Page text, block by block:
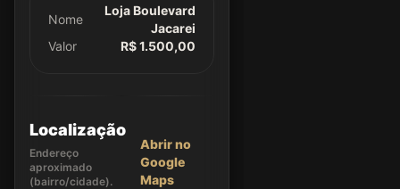
Nome
Loja Boulevard
Jacarei
Valor
R$ 1.500,00
Localização
Endereço
aproximado
(bairro/cidade).
Abrir no
Google
Maps